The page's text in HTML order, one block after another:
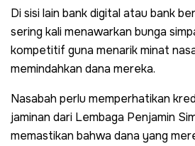
Di sisi lain bank digital atau bank
sering kali menawarkan bunga
kompetitif guna menarik minat
memindahkan dana mereka.
Nasabah perlu memperhatikan
jaminan dari Lembaga Penjamin
memastikan bahwa dana yang